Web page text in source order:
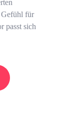
Gefühl für
passt sich